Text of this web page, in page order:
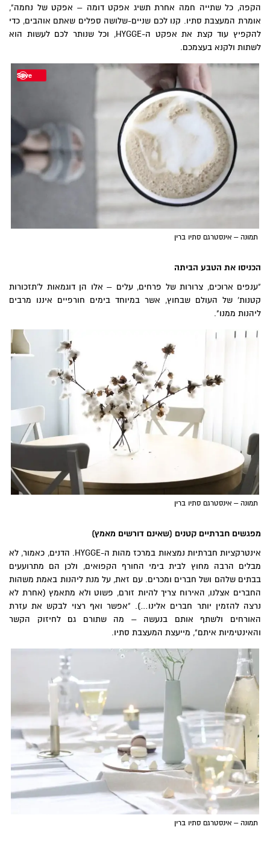
הקפה, כל שתייה חמה אחרת תשיג אפקט דומה – אפקט של נחמה",
אומרת המעצבת סתיו. קנו לכם שניים-שלושה ספלים שאתם אוהבים, כדי
להקפיץ עוד קצת את אפקט ה-HYGGE, וכל שנותר לכם לעשות הוא
לשתות ולקנא בעצמכם.
תמונה – אינסטרגם סתיו ברין
הכניסו את הטבע הביתה
"ענפים ארוכים, צרורות של פרחים, עלים – אלו הן דוגמאות ל'תזכורות
קטנות' של העולם שבחוץ, אשר במיוחד בימים חורפיים איננו מרבים
ליהנות ממנו".
תמונה – אינסטרגם סתיו ברין
מפגשים חברתיים קטנים (שאינם דורשים מאמץ)
אינטרקציות חברתיות נמצאות במרכז מהות ה-HYGGE. הדנים, כאמור, לא
מבלים הרבה מחוץ לבית בימי החורף הקפואים, ולכן הם מתרועעים
בבתים שלהם ושל חברים ומכרים. עם זאת, על מנת ליהנות באמת משהות
החברים אצלנו, האירוח צריך להיות זורם, פשוט ולא מתאמץ (אחרת לא
נרצה להזמין יותר חברים אלינו…). "אפשר ואף רצוי לבקש את עזרת
האורחים ולשתף אותם בנעשה – מה שתורם גם לחיזוק הקשר
והאינטימיות איתם", מייעצת המעצבת סתיו.
תמונה – אינסטרגם סתיו ברין
Save